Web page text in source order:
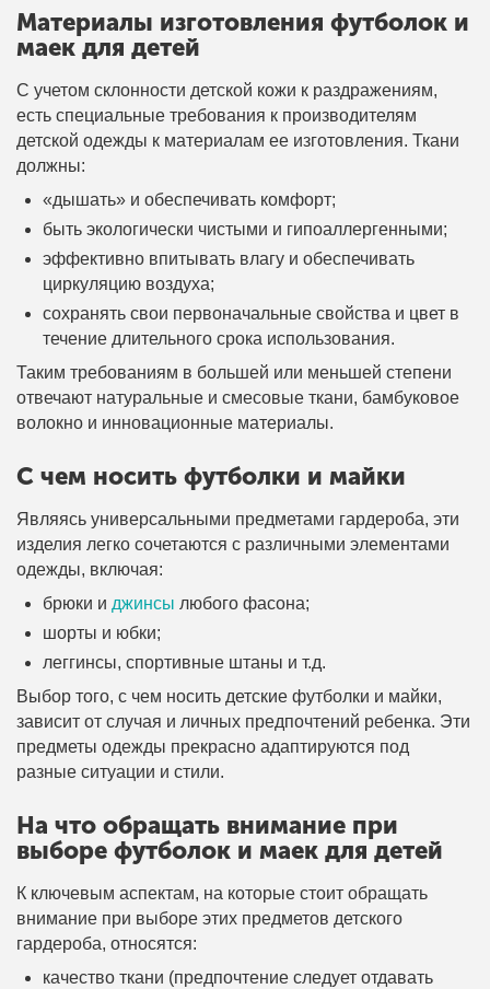
Материалы изготовления футболок и
маек для детей
С учетом склонности детской кожи к раздражениям,
есть специальные требования к производителям
детской одежды к материалам ее изготовления. Ткани
должны:
«дышать» и обеспечивать комфорт;
быть экологически чистыми и гипоаллергенными;
эффективно впитывать влагу и обеспечивать
циркуляцию воздуха;
сохранять свои первоначальные свойства и цвет в
течение длительного срока использования.
Таким требованиям в большей или меньшей степени
отвечают натуральные и смесовые ткани, бамбуковое
волокно и инновационные материалы.
С чем носить футболки и майки
Являясь универсальными предметами гардероба, эти
изделия легко сочетаются с различными элементами
одежды, включая:
брюки и джинсы любого фасона;
шорты и юбки;
леггинсы, спортивные штаны и т.д.
Выбор того, с чем носить детские футболки и майки,
зависит от случая и личных предпочтений ребенка. Эти
предметы одежды прекрасно адаптируются под
разные ситуации и стили.
На что обращать внимание при
выборе футболок и маек для детей
К ключевым аспектам, на которые стоит обращать
внимание при выборе этих предметов детского
гардероба, относятся:
качество ткани (предпочтение следует отдавать